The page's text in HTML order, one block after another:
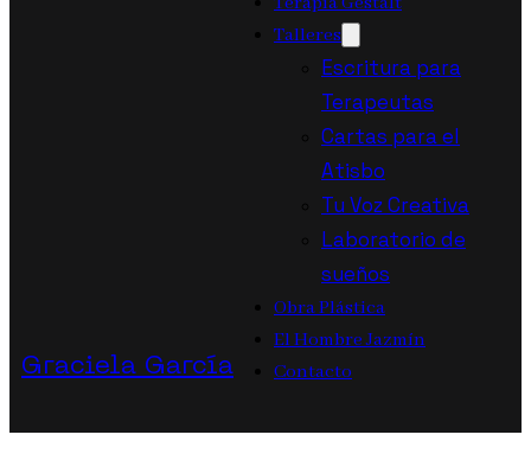
Graciela García
Talleres
Escritura para
Terapeutas
Cartas para el
Atisbo
Tu Voz Creativa
Laboratorio de
sueños
Obra Plástica
El Hombre Jazmín
Contacto